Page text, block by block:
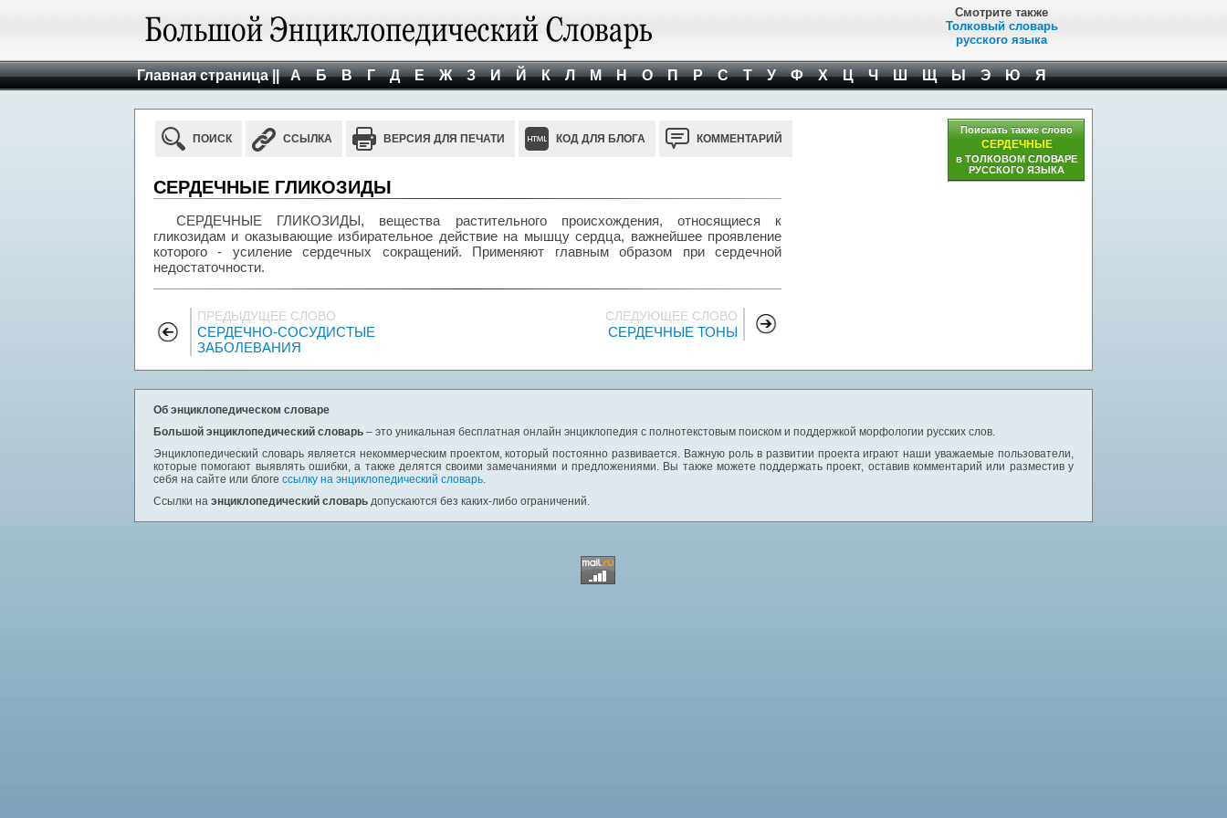
Смотрите также
Толковый словарь
русского языка
Главная страница || А Б В Г Д Е Ж З И Й К Л М Н О П Р С Т У Ф Х Ц Ч Ш Щ Ы Э Ю Я
ПОИСК ССЫЛКА ВЕРСИЯ ДЛЯ ПЕЧАТИ КОД ДЛЯ БЛОГА КОММЕНТАРИЙ
СЕРДЕЧНЫЕ ГЛИКОЗИДЫ
СЕРДЕЧНЫЕ ГЛИКОЗИДЫ, вещества растительного происхождения, относящиеся к
гликозидам и оказывающие избирательное действие на мышцу сердца, важнейшее проявление
которого - усиление сердечных сокращений. Применяют главным образом при сердечной
недостаточности.
ПРЕДЫДУЩЕЕ СЛОВО
СЕРДЕЧНО-СОСУДИСТЫЕ
ЗАБОЛЕВАНИЯ
СЛЕДУЮЩЕЕ СЛОВО
СЕРДЕЧНЫЕ ТОНЫ
Поискать также слово
СЕРДЕЧНЫЕ
в ТОЛКОВОМ СЛОВАРЕ
РУССКОГО ЯЗЫКА
Об энциклопедическом словаре
Большой энциклопедический словарь – это уникальная бесплатная онлайн энциклопедия с полнотекстовым поиском и поддержкой морфологии русских слов.
Энциклопедический словарь является некоммерческим проектом, который постоянно развивается. Важную роль в развитии проекта играют наши уважаемые пользователи,
которые помогают выявлять ошибки, а также делятся своими замечаниями и предложениями. Вы также можете поддержать проект, оставив комментарий или разместив у
себя на сайте или блоге ссылку на энциклопедический словарь.
Ссылки на энциклопедический словарь допускаются без каких-либо ограничений.